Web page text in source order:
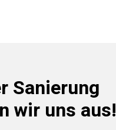
Sanierung
wir uns aus!